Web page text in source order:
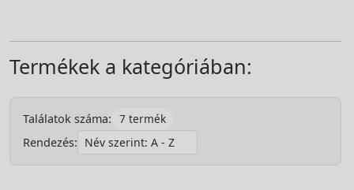
Termékek a kategóriában:
Találatok száma: 7 termék
Rendezés: